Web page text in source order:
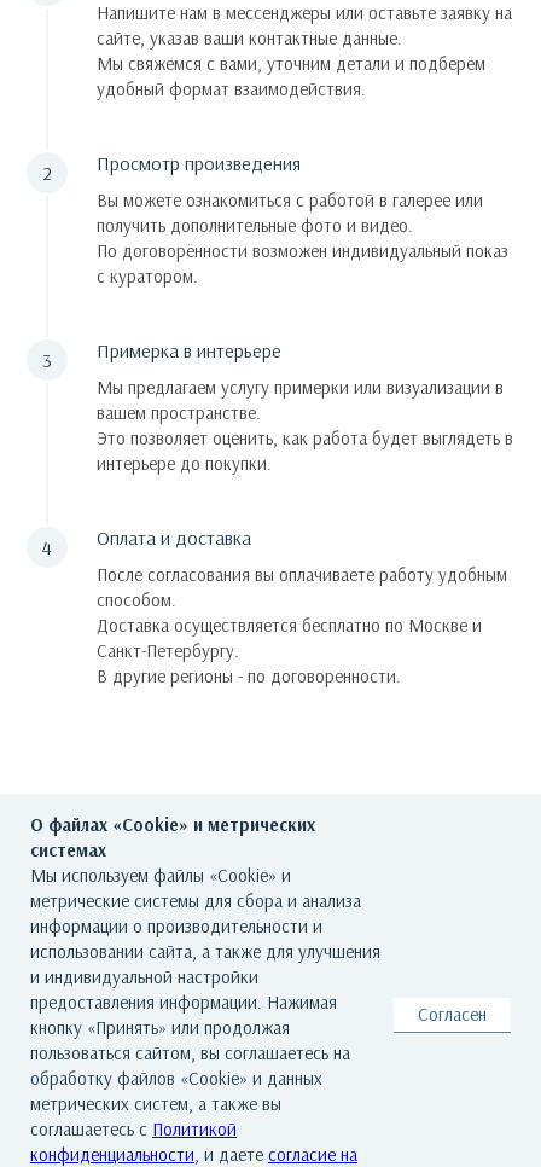
Напишите нам в мессенджеры или оставьте заявку на
сайте, указав ваши контактные данные.
Мы свяжемся с вами, уточним детали и подберём
удобный формат взаимодействия.
Просмотр произведения
Вы можете ознакомиться с работой в галерее или
получить дополнительные фото и видео.
По договорённости возможен индивидуальный показ
с куратором.
Примерка в интерьере
Мы предлагаем услугу примерки или визуализации в
вашем пространстве.
Это позволяет оценить, как работа будет выглядеть в
интерьере до покупки.
Оплата и доставка
После согласования вы оплачиваете работу удобным
способом.
Доставка осуществляется бесплатно по Москве и
Санкт-Петербургу.
В другие регионы - по договоренности.
ГЛАВНАЯ О ГАЛЕРЕЕ ХУДОЖНИКИ
КАТАЛОГ РАБОТ СОБЫТИЯ КОНТАКТЫ
© Все права защищены. Арт Баро - галерея современного искусства
По всем вопросам обращайтесь на почту: info@artbaro.ru
Политика конфиденциальности|Согласие на обработку персональных
данных|Условия использования сайта
О файлах «Cookie» и метрических
системах
Мы используем файлы «Cookie» и
метрические системы для сбора и анализа
информации о производительности и
использовании сайта, а также для улучшения
и индивидуальной настройки
предоставления информации. Нажимая
кнопку «Принять» или продолжая
пользоваться сайтом, вы соглашаетесь на
обработку файлов «Cookie» и данных
метрических систем, а также вы
соглашаетесь с Политикой
конфиденциальности, и даете согласие на
Согласен